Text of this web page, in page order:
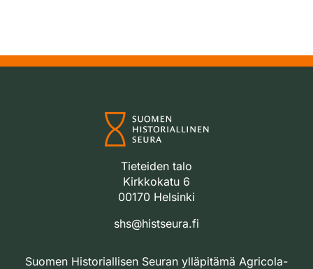
Tieteiden talo
Kirkkokatu 6
00170 Helsinki
shs@histseura.fi
Suomen Historiallisen Seuran ylläpitämä Agricola-